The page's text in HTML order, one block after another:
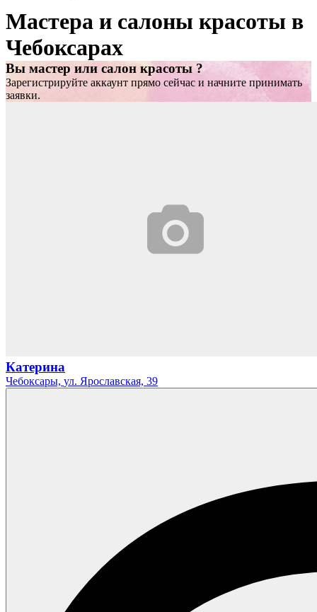
Мастера и салоны красоты в
Чебоксарах
Вы мастер или салон красоты ?
Зарегистрируйте аккаунт прямо сейчас и начните принимать
заявки.
Катерина
Чебоксары, ул. Ярославская, 39